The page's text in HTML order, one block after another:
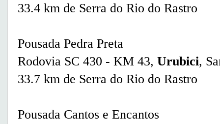
33.4 km de Serra do Rio do Rastro
Pousada Pedra Preta
Rodovia SC 430 - KM 43, Urubici,
33.7 km de Serra do Rio do Rastro
Pousada Cantos e Encantos